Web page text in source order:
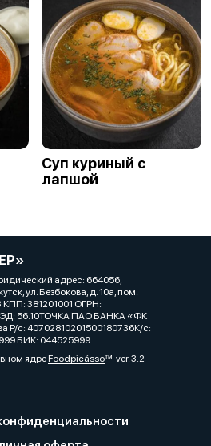
Суп куриный с
лапшой
адрес: 664056,
ул. Безбокова, д. 10а, пом.
381201001 ОГРН:
56.10ТОЧКА ПАО БАНКА «ФК
Р/с: 40702810201500180736К/с:
БИК: 044525999
ядреFoodpicássover. 3.2